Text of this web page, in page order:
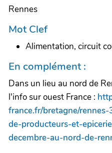
Rennes
Mot Clef
Alimentation, circuit
En complément :
Dans un lieu au nord de
l'info sur ouest France :
france.fr/bretagne/
de-producteurs-et-
decembre-au-nord-de-